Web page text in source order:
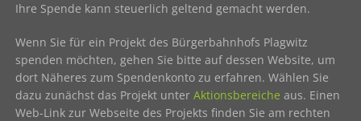
Ihre Spende kann steuerlich geltend gemacht werden.
Wenn Sie für ein Projekt des Bürgerbahnhofs Plagwitz
spenden möchten, gehen Sie bitte auf dessen Website, um
dort Näheres zum Spendenkonto zu erfahren. Wählen Sie
dazu zunächst das Projekt unterAktionsbereiche aus. Einen
Web-Link zur Webseite des Projekts finden Sie am rechten